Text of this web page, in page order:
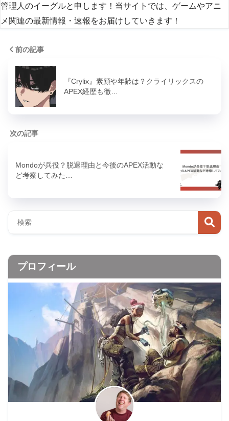
管理人のイーグルと申します！当サイトでは、ゲームやアニ
メ関連の最新情報・速報をお届けしていきます！
前の記事
『Crylix』素顔や年齢は？クライリックスの
APEX経歴も徹…
次の記事
Mondoが兵役？脱退理由と今後のAPEX活動な
ど考察してみた…
プロフィール